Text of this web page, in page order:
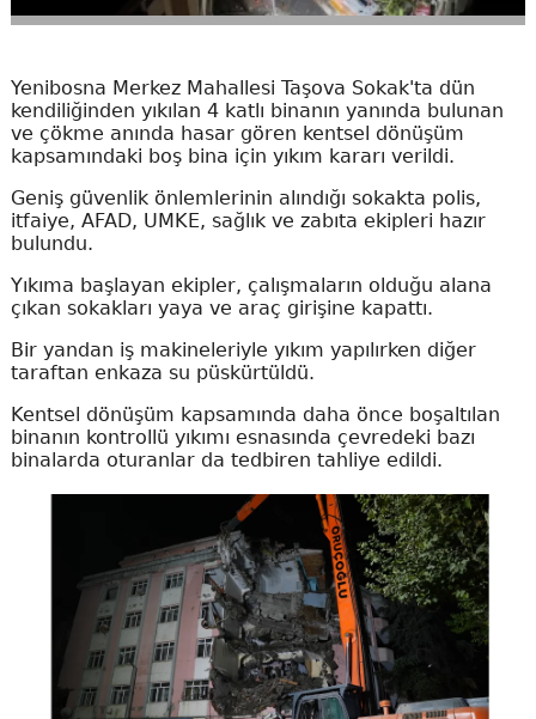
Yenibosna Merkez Mahallesi Taşova Sokak'ta dün
kendiliğinden yıkılan 4 katlı binanın yanında bulunan
ve çökme anında hasar gören kentsel dönüşüm
kapsamındaki boş bina için yıkım kararı verildi.
Geniş güvenlik önlemlerinin alındığı sokakta polis,
itfaiye, AFAD, UMKE, sağlık ve zabıta ekipleri hazır
bulundu.
Yıkıma başlayan ekipler, çalışmaların olduğu alana
çıkan sokakları yaya ve araç girişine kapattı.
Bir yandan iş makineleriyle yıkım yapılırken diğer
taraftan enkaza su püskürtüldü.
Kentsel dönüşüm kapsamında daha önce boşaltılan
binanın kontrollü yıkımı esnasında çevredeki bazı
binalarda oturanlar da tedbiren tahliye edildi.